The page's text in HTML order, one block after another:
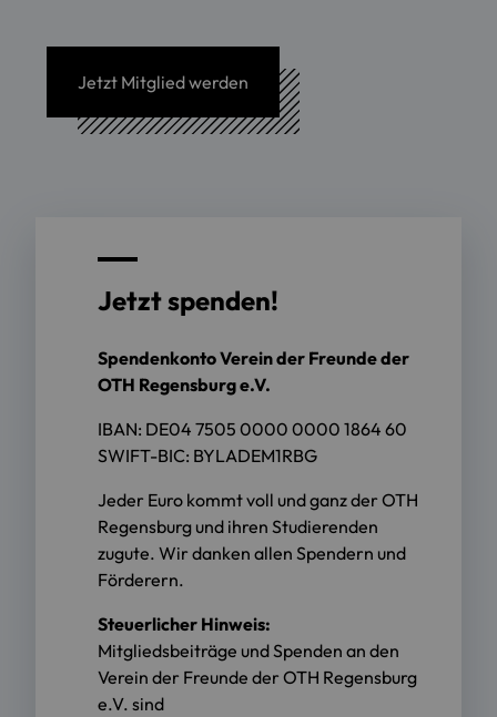
Jetzt Mitglied werden
Jetzt spenden!
Spendenkonto Verein der Freunde der
OTH Regensburg e.V.
IBAN: DE04 7505 0000 0000 1864 60
SWIFT-BIC: BYLADEM1RBG
Jeder Euro kommt voll und ganz der OTH
Regensburg und ihren Studierenden
zugute. Wir danken allen Spendern und
Förderern.
Steuerlicher Hinweis:
Mitgliedsbeiträge und Spenden an den
Verein der Freunde der OTH Regensburg
e.V. sind